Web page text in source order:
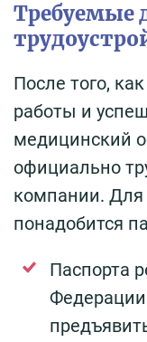
Требуемые
После того,
работы и
медицинский
официально
компании. Для
понадобится
Паспорта